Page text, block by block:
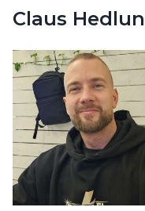
Om centralen
och sitter i ett
placeras 1,7 meter
låsbart skåp.
– Smältsäkringar är
det inte
skulle då börja pilla
LÄS OCKSÅ:
HUR STORT
CENTRALEN?
Claus